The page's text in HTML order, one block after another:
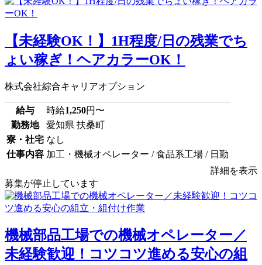
【未経験OK！】1H程度/日の残業でち
ょい稼ぎ！ヘアカラーOK！
株式会社綜合キャリアオプション
給与 時給1,250円〜
勤務地
愛知県 扶桑町
寮・社宅 なし
仕事内容 加工・機械オペレーター / 食品系工場 / 日勤
詳細を表示
募集が停止しています
機械部品工場での機械オペレーター／
未経験歓迎！コツコツ進める安心の組